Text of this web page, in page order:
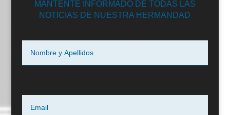
MANTENTE INFORMADO DE TODAS LAS
NOTICIAS DE NUESTRA HERMANDAD